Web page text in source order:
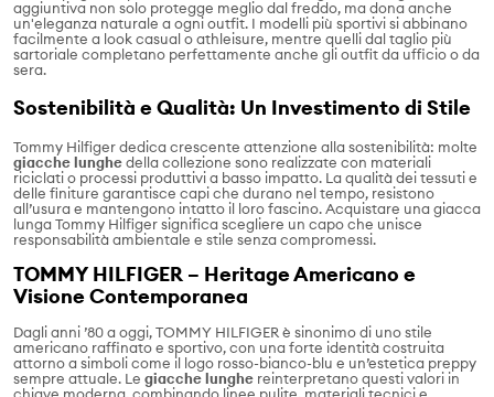
aggiuntiva non solo protegge meglio dal freddo, ma dona anche
un'eleganza naturale a ogni outfit. I modelli più sportivi si abbinano
facilmente a look casual o athleisure, mentre quelli dal taglio più
sartoriale completano perfettamente anche gli outfit da ufficio o da
sera.
Sostenibilità e Qualità: Un Investimento di Stile
Tommy Hilfiger dedica crescente attenzione alla sostenibilità: molte
giacche lunghedella collezione sono realizzate con materiali
riciclati o processi produttivi a basso impatto. La qualità dei tessuti e
delle finiture garantisce capi che durano nel tempo, resistono
all’usura e mantengono intatto il loro fascino. Acquistare una giacca
lunga Tommy Hilfiger significa scegliere un capo che unisce
responsabilità ambientale e stile senza compromessi.
TOMMY HILFIGER – Heritage Americano e
Visione Contemporanea
Dagli anni ’80 a oggi, TOMMY HILFIGER è sinonimo di uno stile
americano raffinato e sportivo, con una forte identità costruita
attorno a simboli come il logo rosso-bianco-blu e un’estetica preppy
sempre attuale. Le giacche lunghe reinterpretano questi valori in